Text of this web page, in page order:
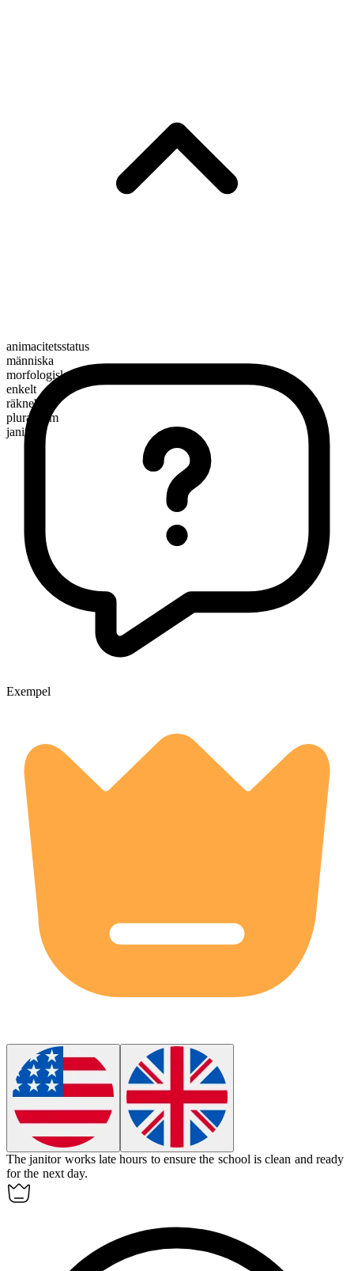
animacitetsstatus
människa
morfologisk sammansättning
enkelt
räknebart
pluralform
janitors
Exempel
Thejanitor works late hours to ensure the school is clean and ready
for the next day.